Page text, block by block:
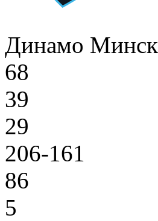
Динамо Минск
68
39
29
206-161
86
5